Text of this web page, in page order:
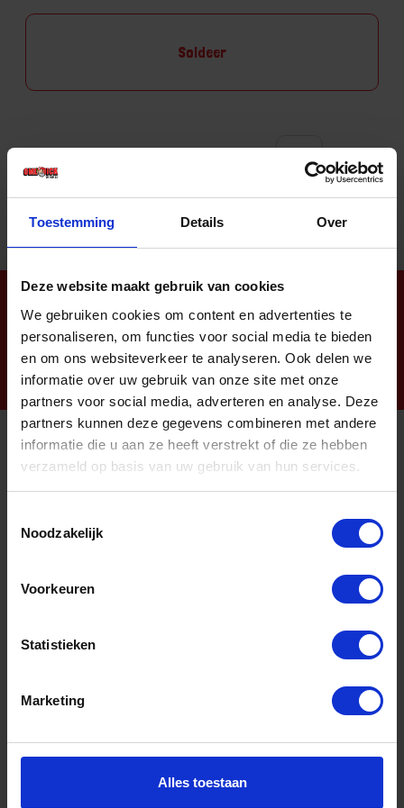
Toestemming Details Over
Deze website maakt gebruik van cookies
We gebruiken cookies om content en advertenties te
personaliseren, om functies voor social media te bieden
en om ons websiteverkeer te analyseren. Ook delen we
informatie over uw gebruik van onze site met onze
partners voor social media, adverteren en analyse. Deze
partners kunnen deze gegevens combineren met andere
informatie die u aan ze heeft verstrekt of die ze hebben
verzameld op basis van uw gebruik van hun services.
Noodzakelijk
Voorkeuren
Statistieken
Marketing
Alles toestaan
Soldeer
Aantal producten tonen
Informatie
Algemene voorwaarden Ome Dick
Klachtenregeling Ome Dick
Contact
Klantenservice
Klantenservice Ome Dick